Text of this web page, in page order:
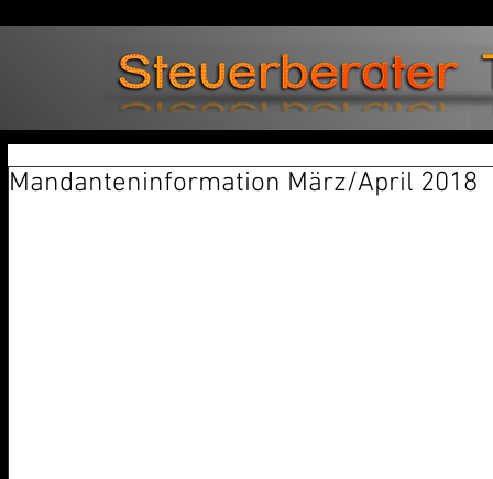
Mandanteninformation März/April 2018